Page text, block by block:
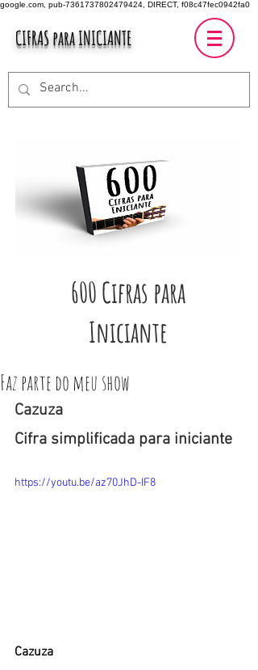
google.com, pub-7361737802479424, DIRECT, f08c47fec0942fa0
CIFRAS para INICIANTE
600 Cifras para
Iniciante
Faz parte do meu show
Cazuza
Cifra simplificada para iniciante
https://youtu.be/az70JhD-IF8
Cazuza